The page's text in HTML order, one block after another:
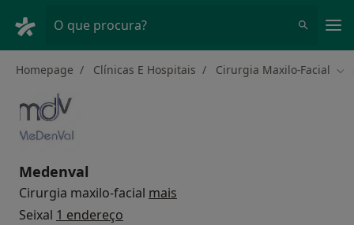
O que procura?
Homepage Clínicas E Hospitais Cirurgia Maxilo-Facial
Medenval
Cirurgia maxilo-facial mais
Seixal 1 endereço